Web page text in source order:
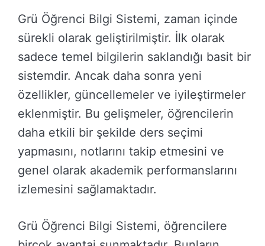
Grü Öğrenci Bilgi Sistemi, zaman içinde
sürekli olarak geliştirilmiştir. İlk olarak
sadece temel bilgilerin saklandığı basit bir
sistemdir. Ancak daha sonra yeni
özellikler, güncellemeler ve iyileştirmeler
eklenmiştir. Bu gelişmeler, öğrencilerin
daha etkili bir şekilde ders seçimi
yapmasını, notlarını takip etmesini ve
genel olarak akademik performanslarını
izlemesini sağlamaktadır.
Grü Öğrenci Bilgi Sistemi, öğrencilere